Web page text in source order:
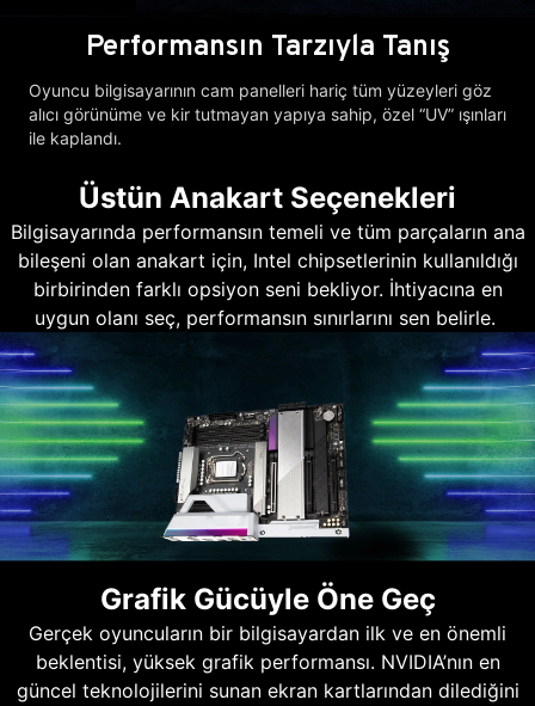
Performansın Tarzıyla Tanış
Oyuncu bilgisayarının cam panelleri hariç tüm yüzeyleri göz
alıcı görünüme ve kir tutmayan yapıya sahip, özel “UV” ışınları
ile kaplandı.
Üstün Anakart Seçenekleri
Bilgisayarında performansın temeli ve tüm parçaların ana
bileşeni olan anakart için, Intel chipsetlerinin kullanıldığı
birbirinden farklı opsiyon seni bekliyor. İhtiyacına en
uygun olanı seç, performansın sınırlarını sen belirle.
Grafik Gücüyle Öne Geç
Gerçek oyuncuların bir bilgisayardan ilk ve en önemli
beklentisi, yüksek grafik performansı. NVIDIA’nın en
güncel teknolojilerini sunan ekran kartlarından dilediğini